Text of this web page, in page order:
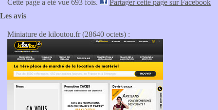
Cette page a été vue 693 fois.
Partager cette page sur Facebook
Les avis
Miniature de kiloutou.fr (28640 octets) :